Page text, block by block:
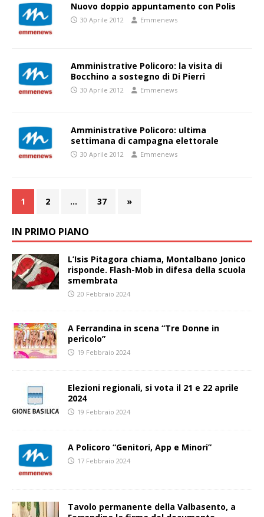
Nuovo doppio appuntamento con Polis
30 Aprile 2012 Emmenews
Amministrative Policoro: la visita di
Bocchino a sostegno di Di Pierri
30 Aprile 2012 Emmenews
Amministrative Policoro: ultima
settimana di campagna elettorale
30 Aprile 2012 Emmenews
1 2 … 37 »
IN PRIMO PIANO
L’Isis Pitagora chiama, Montalbano Jonico
risponde. Flash-Mob in difesa della scuola
smembrata
20 Febbraio 2024
A Ferrandina in scena “Tre Donne in
pericolo”
19 Febbraio 2024
Elezioni regionali, si vota il 21 e 22 aprile
2024
19 Febbraio 2024
A Policoro “Genitori, App e Minori”
17 Febbraio 2024
Tavolo permanente della Valbasento, a